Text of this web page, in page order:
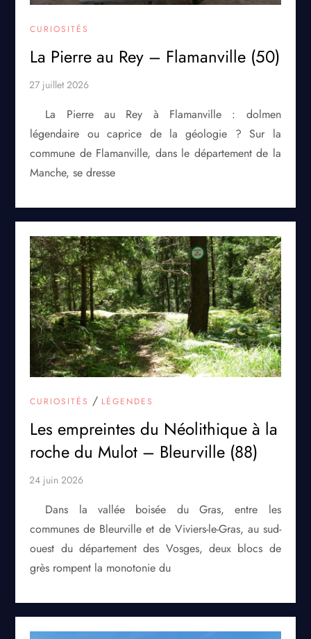
CURIOSITÉS
La Pierre au Rey – Flamanville (50)
La Pierre au Rey à Flamanville : dolmen
légendaire ou caprice de la géologie ? Sur la
commune de Flamanville, dans le département de la
Manche, se dresse
CURIOSITÉS / LÉGENDES
Les empreintes du Néolithique à la
roche du Mulot – Bleurville (88)
Dans la vallée boisée du Gras, entre les
communes de Bleurville et de Viviers-le-Gras, au sud-
ouest du département des Vosges, deux blocs de
grès rompent la monotonie du